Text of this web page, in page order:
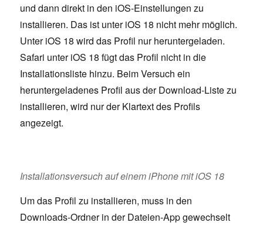
und dann direkt in den iOS-Einstellungen zu
installieren. Das ist unter iOS 18 nicht mehr möglich.
Unter iOS 18 wird das Profil nur heruntergeladen.
Safari unter iOS 18 fügt das Profil nicht in die
Installationsliste hinzu. Beim Versuch ein
heruntergeladenes Profil aus der Download-Liste zu
installieren, wird nur der Klartext des Profils
angezeigt.
Installationsversuch auf einem iPhone mit iOS 18
Um das Profil zu installieren, muss in den
Downloads-Ordner in der Dateien-App gewechselt